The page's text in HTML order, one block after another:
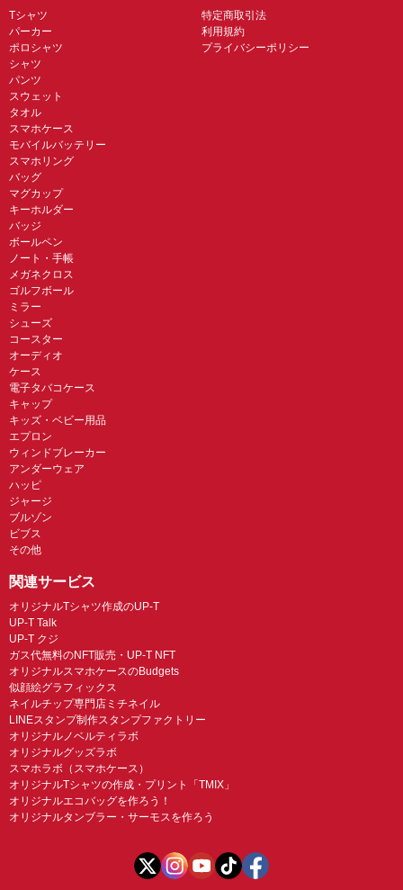
Tシャツ
パーカー
ポロシャツ
シャツ
パンツ
スウェット
タオル
スマホケース
モバイルバッテリー
スマホリング
バッグ
マグカップ
キーホルダー
バッジ
ボールペン
ノート・手帳
メガネクロス
ゴルフボール
ミラー
シューズ
コースター
オーディオ
ケース
電子タバコケース
キャップ
キッズ・ベビー用品
エプロン
ウィンドブレーカー
アンダーウェア
ハッピ
ジャージ
ブルゾン
ビブス
その他
特定商取引法
利用規約
プライバシーポリシー
関連サービス
オリジナルTシャツ作成のUP-T
UP-T Talk
UP-T クジ
ガス代無料のNFT販売・UP-T NFT
オリジナルスマホケースのBudgets
似顔絵グラフィックス
ネイルチップ専門店ミチネイル
LINEスタンプ制作スタンプファクトリー
オリジナルノベルティラボ
オリジナルグッズラボ
スマホラボ（スマホケース）
オリジナルTシャツの作成・プリント「TMIX」
オリジナルエコバッグを作ろう！
オリジナルタンブラー・サーモスを作ろう